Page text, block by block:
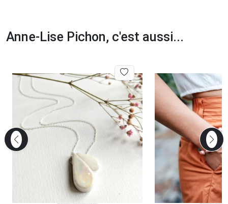
Anne-Lise Pichon, c'est aussi...